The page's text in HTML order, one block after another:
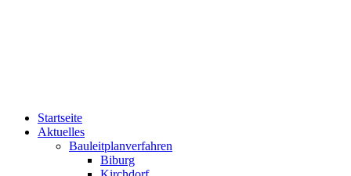
Startseite
Aktuelles
Bauleitplanverfahren
Biburg